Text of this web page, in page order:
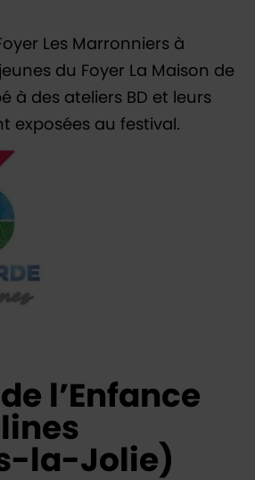
Les Marronniers à
du Foyer La Maison de
à des ateliers BD et leurs
exposées au festival.
l’Enfance
la-Jolie)